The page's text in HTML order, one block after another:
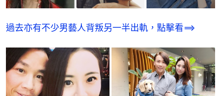
過去亦有不少男藝人背叛另一半出軌，點擊看==>